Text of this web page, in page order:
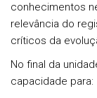
conhecimentos
relevância do
críticos da
No final da
capacidade para: